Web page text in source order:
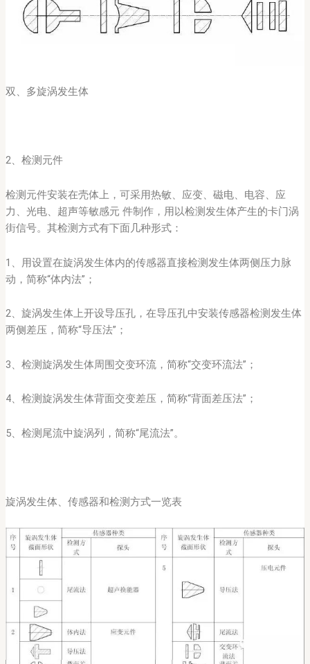
双、多旋涡发生体
2、检测元件
检测元件安装在壳体上，可采用热敏、应变、磁电、电容、应
力、光电、超声等敏感元 件制作，用以检测发生体产生的卡门涡
街信号。其检测方式有下面几种形式：
1、用设置在旋涡发生体内的传感器直接检测发生体两侧压力脉
动，简称“体内法”；
2、旋涡发生体上开设导压孔，在导压孔中安装传感器检测发生体
两侧差压，简称“导压法”；
3、检测旋涡发生体周围交变环流，简称“交变环流法”；
4、检测旋涡发生体背面交变差压，简称“背面差压法”；
5、检测尾流中旋涡列，简称“尾流法”。
旋涡发生体、传感器和检测方式一览表